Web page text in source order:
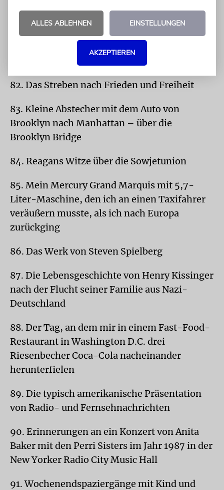
Bandmaschine beim National Public Radio
81. Soulsängerinnen wie Randy Crawford,
Brenda Russell, Gladys Knight, Roberta Flack,
Natalie Cole oder Debra Laws
82. Das Streben nach Frieden und Freiheit
83. Kleine Abstecher mit dem Auto von
Brooklyn nach Manhattan – über die
Brooklyn Bridge
84. Reagans Witze über die Sowjetunion
85. Mein Mercury Grand Marquis mit 5,7-
Liter-Maschine, den ich an einen Taxifahrer
veräußern musste, als ich nach Europa
zurückging
86. Das Werk von Steven Spielberg
87. Die Lebensgeschichte von Henry Kissinger
nach der Flucht seiner Familie aus Nazi-
Deutschland
88. Der Tag, an dem mir in einem Fast-Food-
Restaurant in Washington D.C. drei
Riesenbecher Coca-Cola nacheinander
herunterfielen
89. Die typisch amerikanische Präsentation
von Radio- und Fernsehnachrichten
90. Erinnerungen an ein Konzert von Anita
Baker mit den Perri Sisters im Jahr 1987 in der
New Yorker Radio City Music Hall
91. Wochenendspaziergänge mit Kind und
ALLES ABLEHNEN EINSTELLUNGEN
AKZEPTIEREN